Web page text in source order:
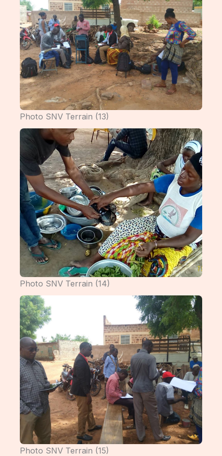
Photo SNV Terrain (13)
Photo SNV Terrain (14)
Photo SNV Terrain (15)